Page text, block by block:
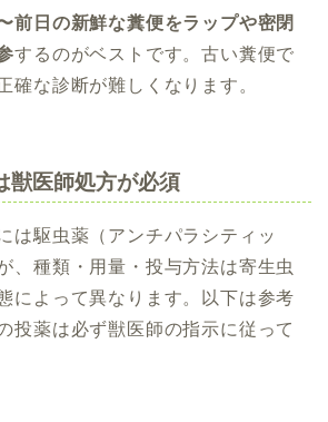
前日の新鮮な糞便をラップや密閉
するのがベストです。古い糞便で
確な診断が難しくなります。
獣医師処方が必須
は駆虫薬（アンチパラシティッ
、種類・用量・投与方法は寄生虫
によって異なります。以下は参考
投薬は必ず獣医師の指示に従って